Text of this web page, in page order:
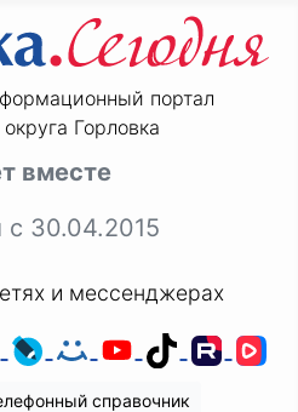
портал
Горловка
вместе
30.04.2015
и мессенджерах
ДзенLiveJournal
Мой Мир
YouTube
TikTok
справочник